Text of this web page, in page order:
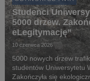
Studenci
5000 drzew.
eLegitymację”
10 czerwca 2026
5000 nowych drzew
studentów Uniwersytetu
Zakończyła się